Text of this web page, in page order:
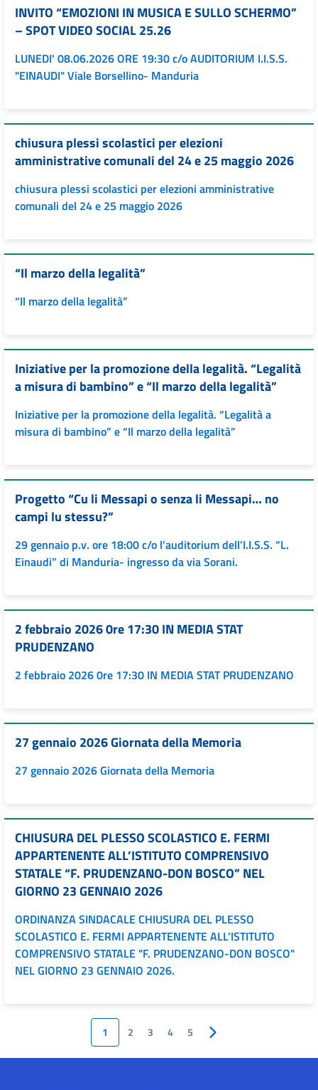
INVITO “EMOZIONI IN MUSICA E SULLO SCHERMO”
– SPOT VIDEO SOCIAL 25.26
LUNEDI' 08.06.2026 ORE 19:30 c/o AUDITORIUM I.I.S.S.
"EINAUDI" Viale Borsellino- Manduria
chiusura plessi scolastici per elezioni
amministrative comunali del 24 e 25 maggio 2026
chiusura plessi scolastici per elezioni amministrative
comunali del 24 e 25 maggio 2026
“Il marzo della legalità”
“Il marzo della legalità”
Iniziative per la promozione della legalità. “Legalità
a misura di bambino” e “Il marzo della legalità”
Iniziative per la promozione della legalità. “Legalità a
misura di bambino” e “Il marzo della legalità”
Progetto “Cu li Messapi o senza li Messapi… no
campi lu stessu?”
29 gennaio p.v. ore 18:00 c/o l’auditorium dell’I.I.S.S. “L.
Einaudi” di Manduria- ingresso da via Sorani.
2 febbraio 2026 0re 17:30 IN MEDIA STAT
PRUDENZANO
2 febbraio 2026 0re 17:30 IN MEDIA STAT PRUDENZANO
27 gennaio 2026 Giornata della Memoria
27 gennaio 2026 Giornata della Memoria
CHIUSURA DEL PLESSO SCOLASTICO E. FERMI
APPARTENENTE ALL’ISTITUTO COMPRENSIVO
STATALE “F. PRUDENZANO-DON BOSCO” NEL
GIORNO 23 GENNAIO 2026
ORDINANZA SINDACALE CHIUSURA DEL PLESSO
SCOLASTICO E. FERMI APPARTENENTE ALL’ISTITUTO
COMPRENSIVO STATALE "F. PRUDENZANO-DON BOSCO"
NEL GIORNO 23 GENNAIO 2026.
1 2 3 4 5 Pagina successiva